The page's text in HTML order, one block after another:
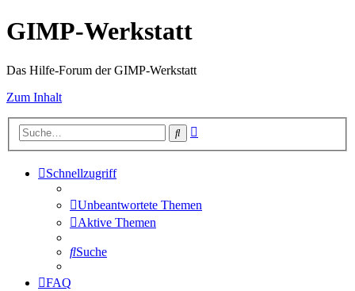
GIMP-Werkstatt
Das Hilfe-Forum der GIMP-Werkstatt
Zum Inhalt
Suche
Schnellzugriff
Unbeantwortete Themen
Aktive Themen
Suche
FAQ